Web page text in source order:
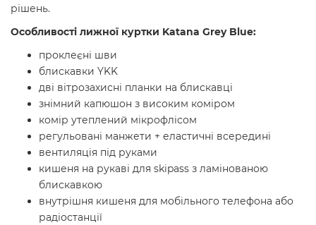
рішень.
Особливості лижної куртки Katana Grey Blue:
проклеєні шви
блискавки YKK
дві вітрозахисні планки на блискавці
знімний капюшон з високим коміром
комір утеплений мікрофлісом
регульовані манжети + еластичні всередині
вентиляція під руками
кишеня на рукаві для skipass з ламінованою
блискавкою
внутрішня кишеня для мобільного телефона або
радіостанції